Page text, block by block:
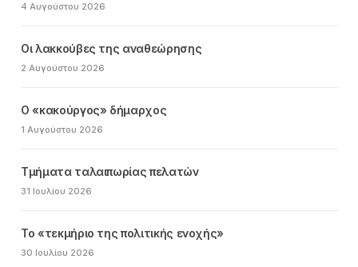
4 Αυγούστου 2026
Οι λακκούβες της αναθεώρησης
2 Αυγούστου 2026
Ο «κακούργος» δήμαρχος
1 Αυγούστου 2026
Τμήματα ταλαιπωρίας πελατών
31 Ιουλίου 2026
Το «τεκμήριο της πολιτικής ενοχής»
30 Ιουλίου 2026